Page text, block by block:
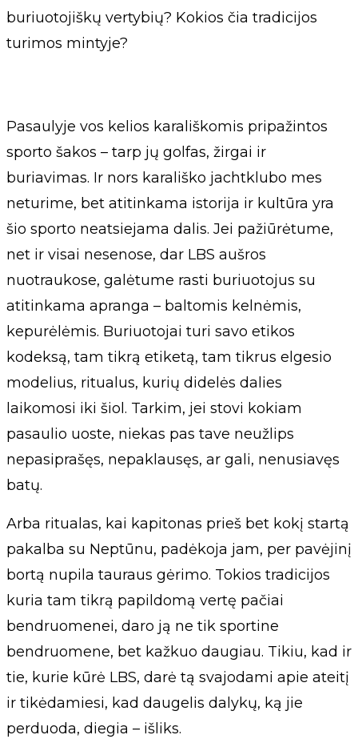
buriuotojiškų vertybių? Kokios čia tradicijos
turimos mintyje?
Pasaulyje vos kelios karališkomis pripažintos
sporto šakos – tarp jų golfas, žirgai ir
buriavimas. Ir nors karališko jachtklubo mes
neturime, bet atitinkama istorija ir kultūra yra
šio sporto neatsiejama dalis. Jei pažiūrėtume,
net ir visai nesenose, dar LBS aušros
nuotraukose, galėtume rasti buriuotojus su
atitinkama apranga – baltomis kelnėmis,
kepurėlėmis. Buriuotojai turi savo etikos
kodeksą, tam tikrą etiketą, tam tikrus elgesio
modelius, ritualus, kurių didelės dalies
laikomosi iki šiol. Tarkim, jei stovi kokiam
pasaulio uoste, niekas pas tave neužlips
nepasiprašęs, nepaklausęs, ar gali, nenusiavęs
batų.
Arba ritualas, kai kapitonas prieš bet kokį startą
pakalba su Neptūnu, padėkoja jam, per pavėjinį
bortą nupila tauraus gėrimo. Tokios tradicijos
kuria tam tikrą papildomą vertę pačiai
bendruomenei, daro ją ne tik sportine
bendruomene, bet kažkuo daugiau. Tikiu, kad ir
tie, kurie kūrė LBS, darė tą svajodami apie ateitį
ir tikėdamiesi, kad daugelis dalykų, ką jie
perduoda, diegia – išliks.